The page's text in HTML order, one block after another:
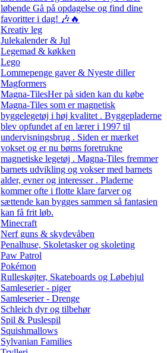
løbende Gå på opdagelse og find dine
favoritter i dag! 🎶🔥
Kreativ leg
Julekalender & Jul
Legemad & køkken
Lego
Lommepenge gaver & Nyeste diller
Magformers
Magna-TilesHer på siden kan du købe
Magna-Tiles som er magnetisk
byggelegetøj i høj kvalitet . Byggepladerne
blev opfundet af en lærer i 1997 til
undervisningsbrug . Siden er mærket
vokset og er nu børns foretrukne
magnetiske legetøj . Magna-Tiles fremmer
barnets udvikling og vokser med barnets
alder, evner og interesser . Pladerne
kommer ofte i flotte klare farver og
sættende kan bygges sammen så fantasien
kan få frit løb.
Minecraft
Nerf guns & skydevåben
Penalhuse, Skoletasker og skoleting
Paw Patrol
Pokémon
Rulleskøjter, Skateboards og Løbehjul
Samleserier - piger
Samleserier - Drenge
Schleich dyr og tilbehør
Spil & Puslespil
Squishmallows
Sylvanian Families